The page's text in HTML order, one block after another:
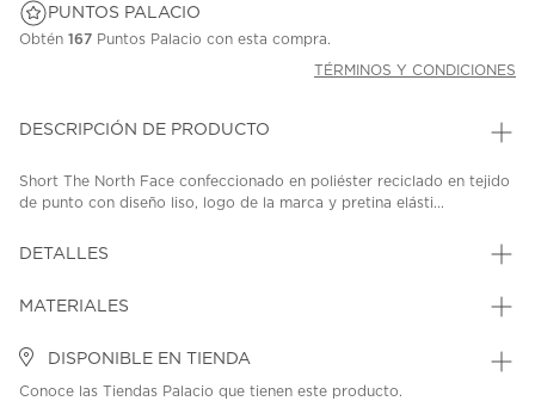
PUNTOS PALACIO
Obtén 167 Puntos Palacio con esta compra.
TÉRMINOS Y CONDICIONES
DESCRIPCIÓN DE PRODUCTO
Short The North Face confeccionado en poliéster reciclado en tejido
de punto con diseño liso, logo de la marca y pretina elásti...
DETALLES
MATERIALES
DISPONIBLE EN TIENDA
Conoce las Tiendas Palacio que tienen este producto.